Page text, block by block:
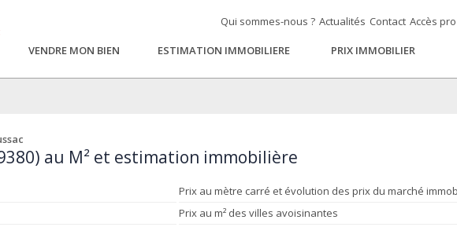
Qui sommes-nous ? Actualités Contact Accès pro
VENDRE MON BIEN ESTIMATION IMMOBILIERE PRIX IMMOBILIER
au M² et estimation immobilière
Prix au mètre carré et évolution des prix du marché
Prix au m² des villes avoisinantes